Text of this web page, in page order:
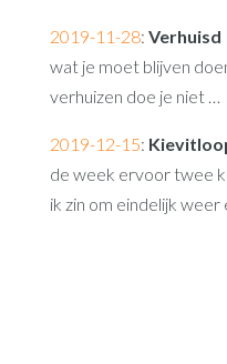
2019-11-28: Verhuisd
wat je moet blijven
verhuizen doe je niet …
2019-12-15:
de week ervoor twee
ik zin om eindelijk